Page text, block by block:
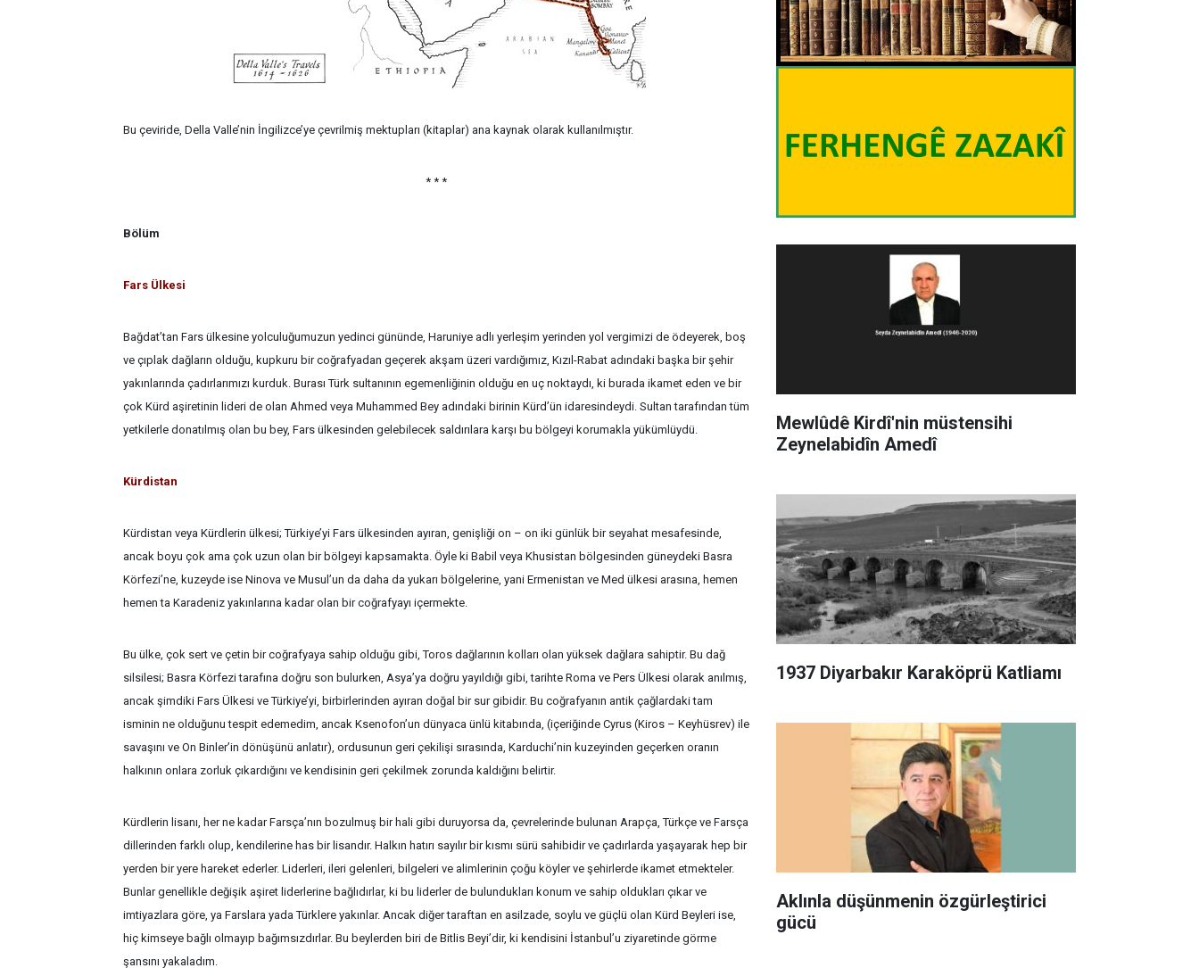
Bu çeviride, Della Valle’nin İngilizce’ye çevrilmiş mektupları (kitaplar) ana kaynak olarak kullanılmıştır.
* * *
Bölüm
Fars Ülkesi
Bağdat’tan Fars ülkesine yolculuğumuzun yedinci gününde, Haruniye adlı yerleşim yerinden yol vergimizi de ödeyerek, boş
ve çıplak dağların olduğu, kupkuru bir coğrafyadan geçerek akşam üzeri vardığımız, Kızıl-Rabat adındaki başka bir şehir
yakınlarında çadırlarımızı kurduk. Burası Türk sultanının egemenliğinin olduğu en uç noktaydı, ki burada ikamet eden ve bir
çok Kürd aşiretinin lideri de olan Ahmed veya Muhammed Bey adındaki birinin Kürd’ün idaresindeydi. Sultan tarafından tüm
yetkilerle donatılmış olan bu bey, Fars ülkesinden gelebilecek saldırılara karşı bu bölgeyi korumakla yükümlüydü.
Kürdistan
Kürdistan veya Kürdlerin ülkesi; Türkiye’yi Fars ülkesinden ayıran, genişliği on – on iki günlük bir seyahat mesafesinde,
ancak boyu çok ama çok uzun olan bir bölgeyi kapsamakta. Öyle ki Babil veya Khusistan bölgesinden güneydeki Basra
Körfezi’ne, kuzeyde ise Ninova ve Musul’un da daha da yukarı bölgelerine, yani Ermenistan ve Med ülkesi arasına, hemen
hemen ta Karadeniz yakınlarına kadar olan bir coğrafyayı içermekte.
Bu ülke, çok sert ve çetin bir coğrafyaya sahip olduğu gibi, Toros dağlarının kolları olan yüksek dağlara sahiptir. Bu dağ
silsilesi; Basra Körfezi tarafına doğru son bulurken, Asya’ya doğru yayıldığı gibi, tarihte Roma ve Pers Ülkesi olarak anılmış,
ancak şimdiki Fars Ülkesi ve Türkiye’yi, birbirlerinden ayıran doğal bir sur gibidir. Bu coğrafyanın antik çağlardaki tam
isminin ne olduğunu tespit edemedim, ancak Ksenofon’un dünyaca ünlü kitabında, (içeriğinde Cyrus (Kiros – Keyhüsrev) ile
savaşını ve On Binler’in dönüşünü anlatır), ordusunun geri çekilişi sırasında, Karduchi’nin kuzeyinden geçerken oranın
halkının onlara zorluk çıkardığını ve kendisinin geri çekilmek zorunda kaldığını belirtir.
Kürdlerin lisanı, her ne kadar Farsça’nın bozulmuş bir hali gibi duruyorsa da, çevrelerinde bulunan Arapça, Türkçe ve Farsça
dillerinden farklı olup, kendilerine has bir lisandır. Halkın hatırı sayılır bir kısmı sürü sahibidir ve çadırlarda yaşayarak hep bir
yerden bir yere hareket ederler. Liderleri, ileri gelenleri, bilgeleri ve alimlerinin çoğu köyler ve şehirlerde ikamet etmekteler.
Bunlar genellikle değişik aşiret liderlerine bağlıdırlar, ki bu liderler de bulundukları konum ve sahip oldukları çıkar ve
imtiyazlara göre, ya Farslara yada Türklere yakınlar. Ancak diğer taraftan en asilzade, soylu ve güçlü olan Kürd Beyleri ise,
hiç kimseye bağlı olmayıp bağımsızdırlar. Bu beylerden biri de Bitlis Beyi’dir, ki kendisini İstanbul’u ziyaretinde görme
şansını yakaladım.
Mewlûdê Kirdî'nin müstensihi
Zeynelabidîn Amedî
1937 Diyarbakır Karaköprü Katliamı
Aklınla düşünmenin özgürleştirici
gücü